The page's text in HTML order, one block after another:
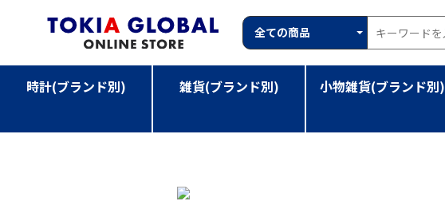
時計(ブランド別) 雑貨(ブランド別) 小物雑貨(ブランド別)